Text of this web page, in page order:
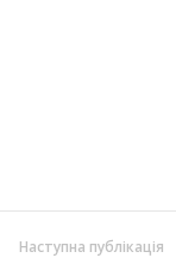
Наступна публікація